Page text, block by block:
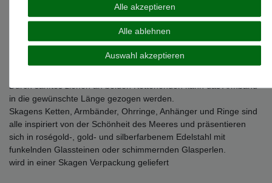
Steine: Glas
Material Farbe: Silber
Armband Durchmesser: 10,4 mm
Durch sanftes ziehen an beiden Kettenenden kann das Armband
in die gewünschte Länge gezogen werden.
Skagens Ketten, Armbänder, Ohrringe, Anhänger und Ringe sind
alle inspiriert von der Schönheit des Meeres und präsentieren
sich in roségold-, gold- und silberfarbenem Edelstahl mit
funkelnden Glassteinen oder schimmernden Glasperlen.
wird in einer Skagen Verpackung geliefert
Alle akzeptieren
Alle ablehnen
Auswahl akzeptieren